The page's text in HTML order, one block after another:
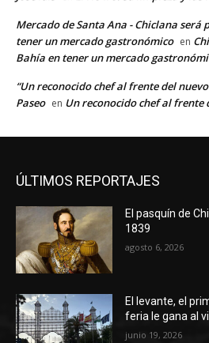
Mercado de Santa Ana - Chiclana será
tener un mercado gastronómico en
Bahía en tener un mercado
“Un reconocido chef al frente del
Paseo en Un reconocido chef al frente
ÚLTIMOS REPORTAJES
El pasquín de
1839
agosto 6, 2026
El levante, el
feria le gana al
junio 19, 2026